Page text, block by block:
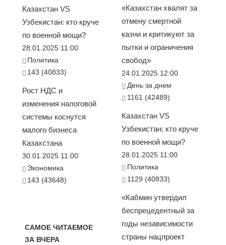
Казахстан VS
Узбекистан: кто круче
по военной мощи?
28.01.2025 11:00
Политика
143 (40833)
Рост НДС и
изменения налоговой
системы коснутся
малого бизнеса
Казахстана
30.01.2025 11:00
Экономика
143 (43648)
САМОЕ ЧИТАЕМОЕ
ЗА ВЧЕРА
«Казахстан хвалят за
отмену смертной
казни и критикуют за
пытки и ограничения
свобод»
24.01.2025 12:00
День за днем
1161 (42489)
Казахстан VS
Узбекистан: кто круче
по военной мощи?
28.01.2025 11:00
Политика
1129 (40833)
«Кабмин утвердил
беспрецедентный за
годы независимости
страны нацпроект